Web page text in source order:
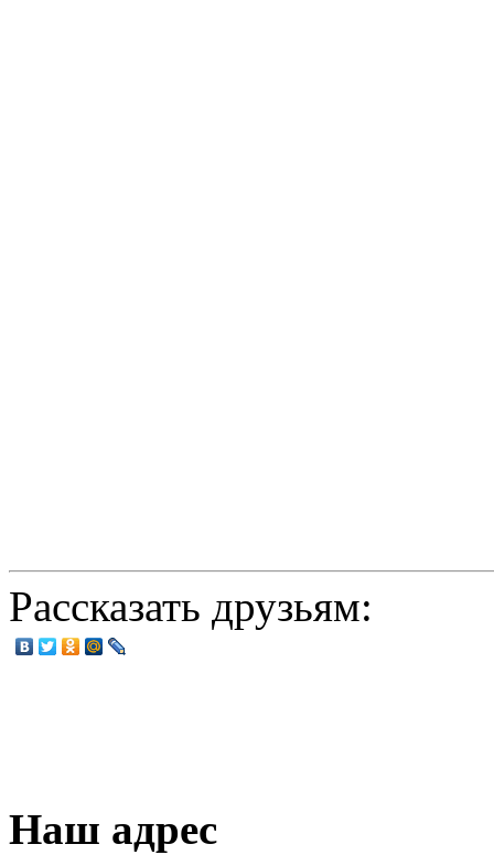
Рассказать друзьям:
Наш адрес